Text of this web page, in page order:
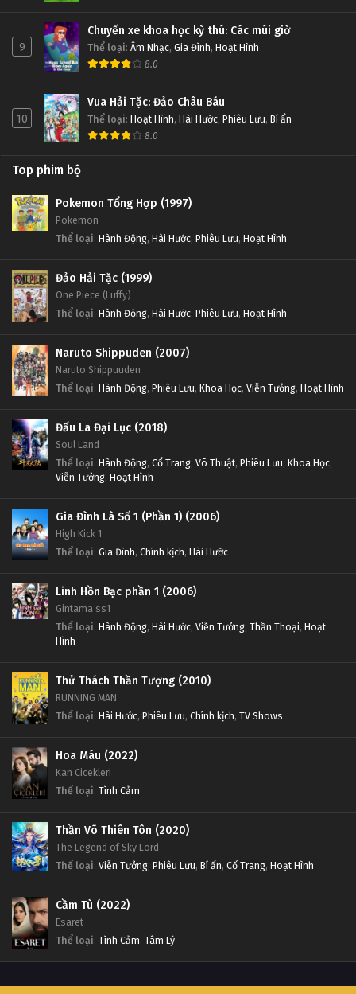
9
Chuyến xe khoa học kỳ thú: Các múi giờ
Thể loại: Âm Nhạc, Gia Đình, Hoạt Hình
8.0
10
Vua Hải Tặc: Đảo Châu Báu
Thể loại: Hoạt Hình, Hài Hước, Phiêu Lưu, Bí ẩn
8.0
Top phim bộ
Pokemon Tổng Hợp (1997)
Pokemon
Thể loại: Hành Động, Hài Hước, Phiêu Lưu, Hoạt Hình
Đảo Hải Tặc (1999)
One Piece (Luffy)
Thể loại: Hành Động, Hài Hước, Phiêu Lưu, Hoạt Hình
Naruto Shippuden (2007)
Naruto Shippuuden
Thể loại: Hành Động, Phiêu Lưu, Khoa Học, Viễn Tưởng, Hoạt Hình
Đấu La Đại Lục (2018)
Soul Land
Thể loại: Hành Động, Cổ Trang, Võ Thuật, Phiêu Lưu, Khoa Học,
Viễn Tưởng, Hoạt Hình
Gia Đình Là Số 1 (Phần 1) (2006)
High Kick 1
Thể loại: Gia Đình, Chính kịch, Hài Hước
Linh Hồn Bạc phần 1 (2006)
Gintama ss1
Thể loại: Hành Động, Hài Hước, Viễn Tưởng, Thần Thoại, Hoạt
Hình
Thử Thách Thần Tượng (2010)
RUNNING MAN
Thể loại: Hài Hước, Phiêu Lưu, Chính kịch, TV Shows
Hoa Máu (2022)
Kan Cicekleri
Thể loại: Tình Cảm
Thần Võ Thiên Tôn (2020)
The Legend of Sky Lord
Thể loại: Viễn Tưởng, Phiêu Lưu, Bí ẩn, Cổ Trang, Hoạt Hình
Cầm Tù (2022)
Esaret
Thể loại: Tình Cảm, Tâm Lý